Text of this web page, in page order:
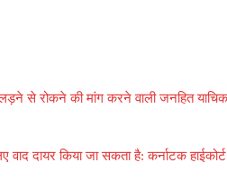
से रोकने की मांग करने वाली जनहित
वाद दायर किया जा सकता है: कर्नाटक हाईकोर्ट